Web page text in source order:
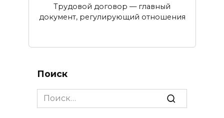
Трудовой договор — главный
документ, регулирующий отношения
Поиск
Search
for: